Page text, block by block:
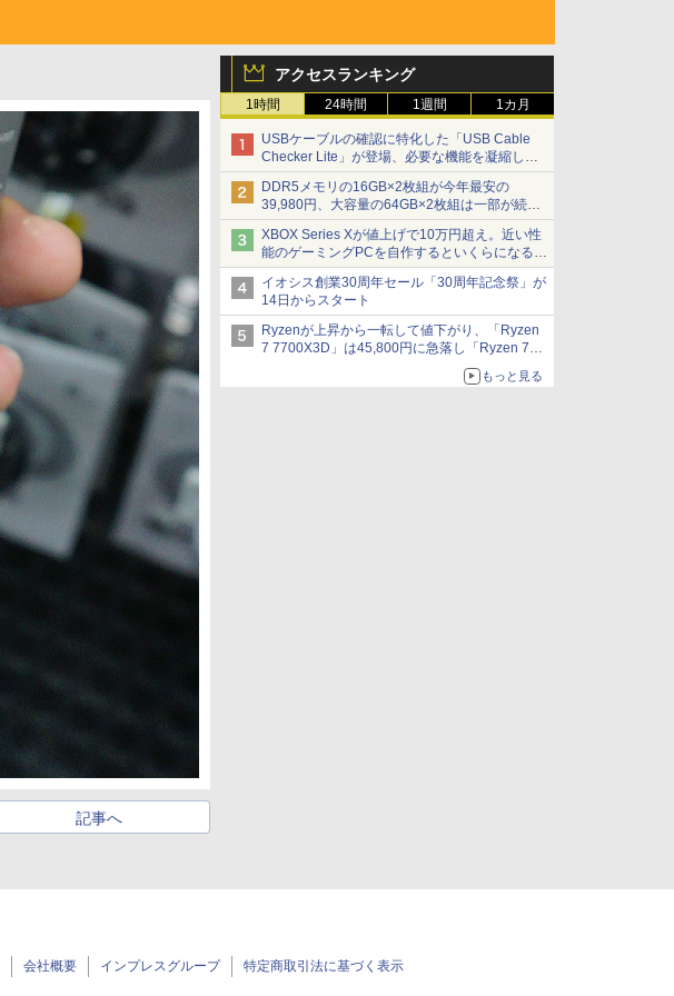
アクセスランキング
1時間 24時間 1週間 1カ月
USBケーブルの確認に特化した「USB Cable
Checker Lite」が登場、必要な機能を凝縮しコ
ンパクトに 7日発売
DDR5メモリの16GB×2枚組が今年最安の
39,980円、大容量の64GB×2枚組は一部が続騰
[8月前半のメモリ価格]
XBOX Series Xが値上げで10万円超え。近い性
能のゲーミングPCを自作するといくらになる？
【石田賀津男の『酒の肴にPCゲーム』】
イオシス創業30周年セール「30周年記念祭」が
14日からスタート
Ryzenが上昇から一転して値下がり、「Ryzen
7 7700X3D」は45,800円に急落し「Ryzen 7
7800X3D」との価格逆転解消 [8月前半のCPU
もっと見る
記事へ
会社概要 インプレスグループ 特定商取引法に基づく表示